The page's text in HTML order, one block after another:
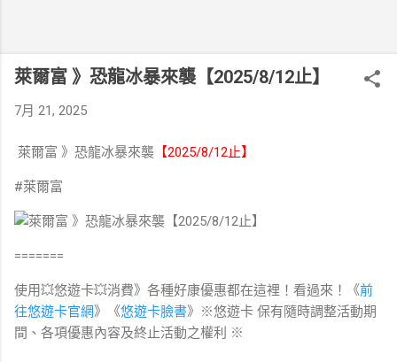
萊爾富 》恐龍冰暴來襲【2025/8/12止】
7月 21, 2025
萊爾富 》恐龍冰暴來襲 【2025/8/12止】
#萊爾富
=======
使用💥悠遊卡💥消費》各種好康優惠都在這裡！看過來！《前
往悠遊卡官網》《悠遊卡臉書》※悠遊卡 保有隨時調整活動期
間、各項優惠內容及終止活動之權利 ※